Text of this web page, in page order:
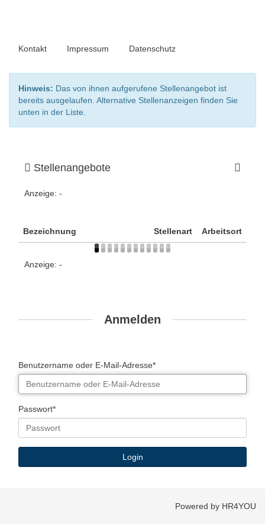
Kontakt Impressum Datenschutz
Hinweis: Das von ihnen aufgerufene Stellenangebot ist
bereits ausgelaufen. Alternative Stellenanzeigen finden Sie
unten in der Liste.
Stellenangebote
Anzeige: -
Bezeichnung Stellenart Arbeitsort
Anzeige: -
Anmelden
Benutzername oder E-Mail-Adresse*
Passwort*
Powered by HR4YOU